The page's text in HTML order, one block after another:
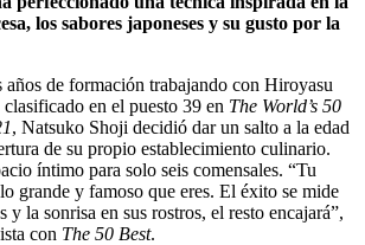
los sabores japoneses y su gusto por la
años de formación trabajando con Hiroyasu
en el puesto 39 en The World’s 50
, Natsuko Shoji decidió dar un salto a la edad
de su propio establecimiento culinario.
íntimo para solo seis comensales. “Tu
grande y famoso que eres. El éxito se mide
y la sonrisa en sus rostros, el resto encajará”,
con The 50 Best.